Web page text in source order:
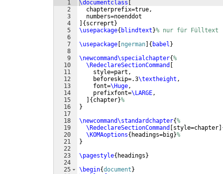
1
2
3
4
5
6
7
8
9
10
11
12
13
14
15
16
17
18
19
20
21
22
23
24
25
\documentclass [
  chapterprefix=true,
  numbers=noenddot
] {scrreprt}
\usepackage{ blindtext}% nur für Fülltext
\usepackage [ngerman] { babel }
\newcommand\specialchapter{%
\RedeclareSectionCommand [
    style=part,
    beforeskip=.3
\textheight ,
    font=
\Huge ,
    prefixfont=
\LARGE ,
] {chapter}%
}
\newcommand\standardchapter{%
\RedeclareSectionCommand [style=chapter]
\KOMAoptions{ headings=big}%
}
\pagestyle{ headings}
\begin{document}